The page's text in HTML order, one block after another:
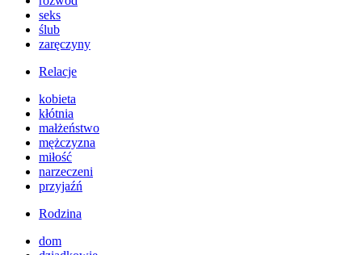
seks
ślub
zaręczyny
Relacje
kobieta
kłótnia
małżeństwo
mężczyzna
miłość
narzeczeni
przyjaźń
Rodzina
dom